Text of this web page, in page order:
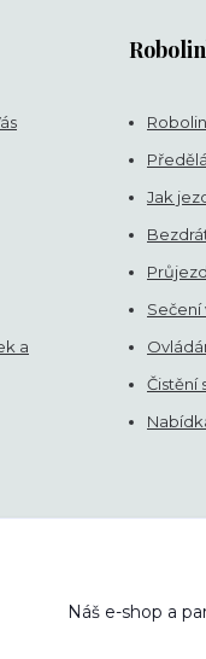
a
Jak
Sečení
Čistění
2025-2026.
Náš e-shop a